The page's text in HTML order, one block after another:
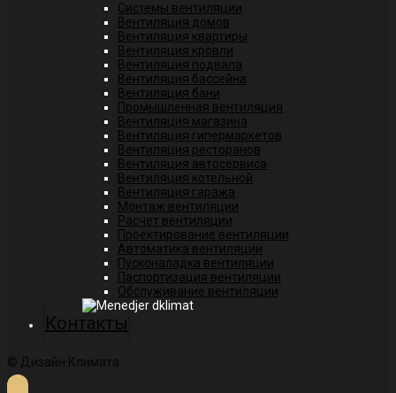
Системы вентиляции
Вентиляция домов
Вентиляция квартиры
Вентиляция кровли
Вентиляция подвала
Вентиляция бассейна
Вентиляция бани
Промышленная вентиляция
Вентиляция магазина
Вентиляция гипермаркетов
Вентиляция ресторанов
Вентиляция автосервиса
Вентиляция котельной
Вентиляция гаража
Монтаж вентиляции
Расчет вентиляции
Проектирование вентиляции
Автоматика вентиляции
Пусконаладка вентиляции
Паспортизация вентиляции
Обслуживание вентиляции
Контакты
© Дизайн Климата